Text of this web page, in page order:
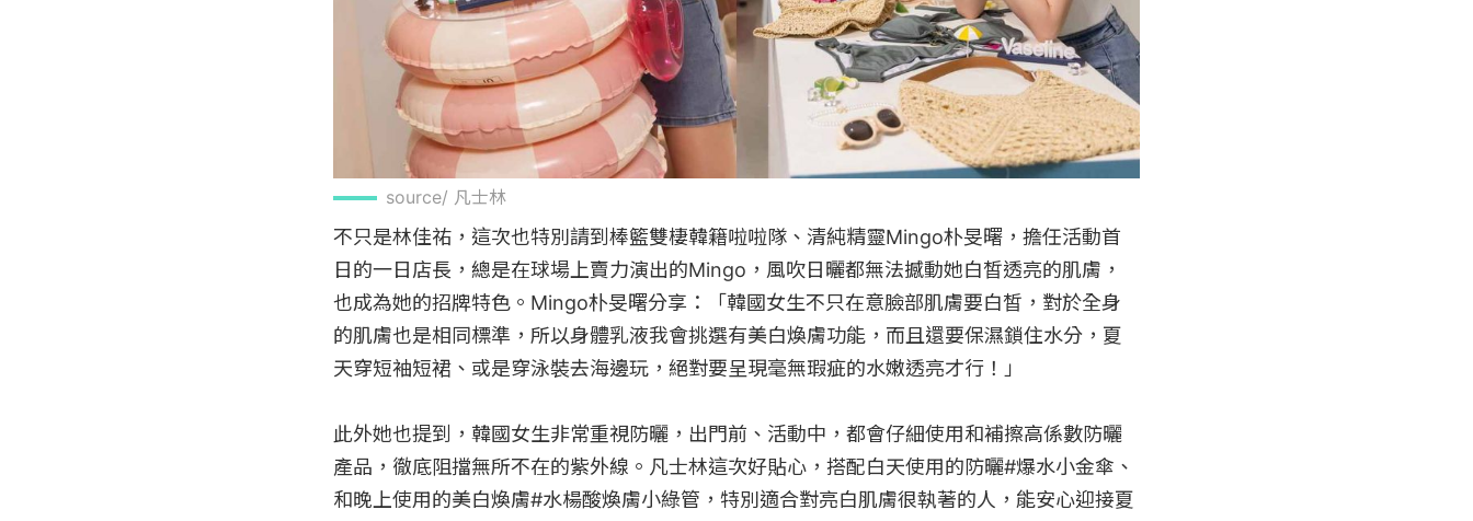
source/ 凡士林
不只是林佳祐，這次也特別請到棒籃雙棲韓籍啦啦隊、清純精靈Mingo朴旻曙，擔任活動首
日的一日店長，總是在球場上賣力演出的Mingo，風吹日曬都無法撼動她白皙透亮的肌膚，
也成為她的招牌特色。Mingo朴旻曙分享：「韓國女生不只在意臉部肌膚要白皙，對於全身
的肌膚也是相同標準，所以身體乳液我會挑選有美白煥膚功能，而且還要保濕鎖住水分，夏
天穿短袖短裙、或是穿泳裝去海邊玩，絕對要呈現毫無瑕疵的水嫩透亮才行！」
此外她也提到，韓國女生非常重視防曬，出門前、活動中，都會仔細使用和補擦高係數防曬
產品，徹底阻擋無所不在的紫外線。凡士林這次好貼心，搭配白天使用的防曬#爆水小金傘、
和晚上使用的美白煥膚#水楊酸煥膚小綠管，特別適合對亮白肌膚很執著的人，能安心迎接夏